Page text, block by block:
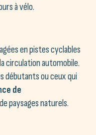
à vélo.
en pistes cyclables
circulation automobile.
débutants ou ceux qui
de
paysages naturels.